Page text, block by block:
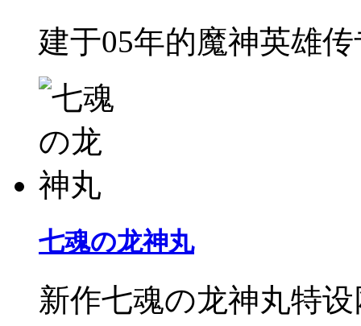
建于05年的魔神英雄
七魂の龙神丸
新作七魂の龙神丸特